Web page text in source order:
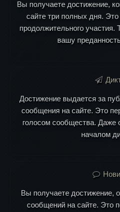
Вы получаете достижение,
сайте три полных дня. Это
продолжительного участия.
вашу
Достижение выдается за
сообщения на сайте. Это
голосом сообщества. Даже
началом
Вы получаете достижение,
сообщений на сайте. Это